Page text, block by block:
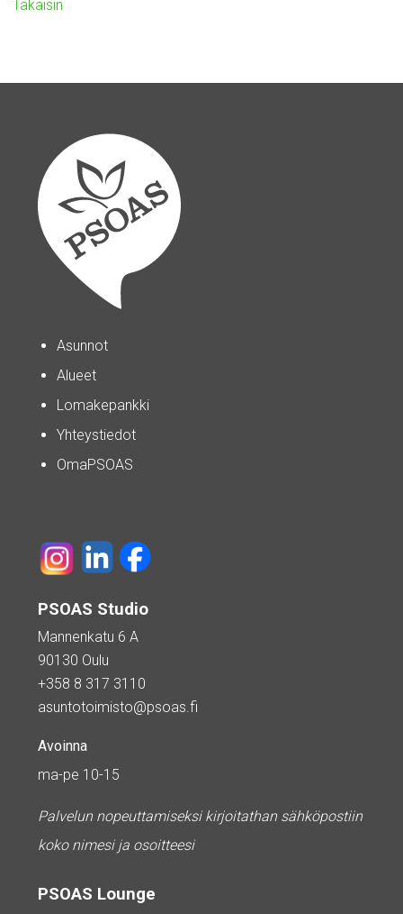
Takaisin
Asunnot
Alueet
Lomakepankki
Yhteystiedot
OmaPSOAS
PSOAS Studio
Mannenkatu 6 A
90130 Oulu
+358 8 317 3110
asuntotoimisto@psoas.fi
Avoinna
ma-pe 10-15
Palvelun nopeuttamiseksi kirjoitathan sähköpostiin
koko nimesi ja osoitteesi
PSOAS Lounge